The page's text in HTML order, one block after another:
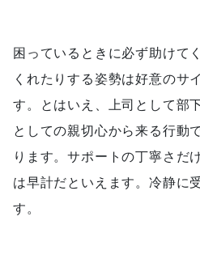
困っているときに必ず助けて
くれたりする姿勢は好意のサ
す。とはいえ、上司として部
としての親切心から来る行動
ります。サポートの丁寧さだ
は早計だといえます。冷静に
す。